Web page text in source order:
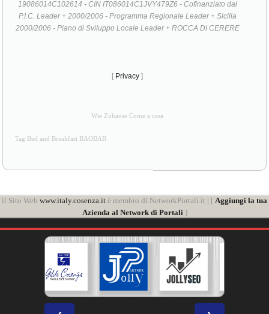
19086014C102614 - CIN IT086014C1JVY479Z6 - Cofinanziato dal
P.I.C. Leader + 2000/2006 - Programma Regionale Leader + Sicilia
2000/2006 - Piano di Sviluppo Locale Leader + ROCCA DI CERERE
[ Privacy ]
Wie Zuhause Come a casa
Tag Bed and Breakfast BAOBAB
il Sito Web www.italy.cosenza.it è membro di NetworkPortali.it | [ Aggiungi la tua
Azienda al Network di Portali ]